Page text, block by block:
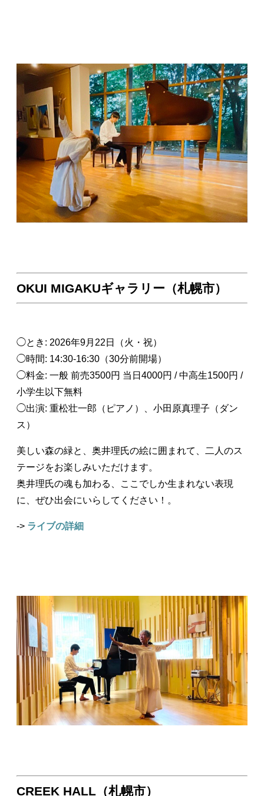
OKUI MIGAKUギャラリー（札幌市）
◯とき: 2026年9月22日（火・祝）
◯時間: 14:30-16:30（30分前開場）
◯料金: 一般 前売3500円 当日4000円 / 中高生1500円 /
小学生以下無料
◯出演: 重松壮一郎（ピアノ）、小田原真理子（ダン
ス）
美しい森の緑と、奥井理氏の絵に囲まれて、二人のス
テージをお楽しみいただけます。
奥井理氏の魂も加わる、ここでしか生まれない表現
に、ぜひ出会にいらしてください！。
-> ライブの詳細
CREEK HALL（札幌市）